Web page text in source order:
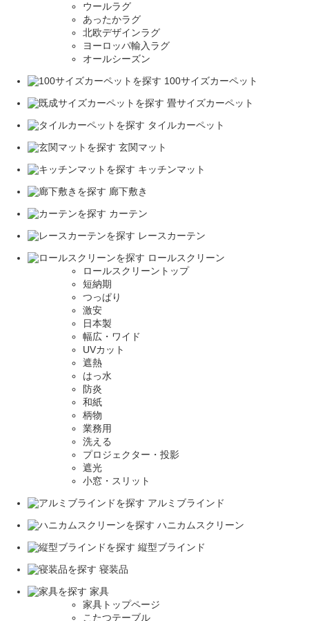
ウールラグ
あったかラグ
北欧デザインラグ
ヨーロッパ輸入ラグ
オールシーズン
100サイズカーペット
畳サイズカーペット
タイルカーペット
玄関マット
キッチンマット
廊下敷き
カーテン
レースカーテン
ロールスクリーン
ロールスクリーントップ
短納期
つっぱり
激安
日本製
幅広・ワイド
UVカット
遮熱
はっ水
防炎
和紙
柄物
業務用
洗える
プロジェクター・投影
遮光
小窓・スリット
アルミブラインド
ハニカムスクリーン
縦型ブラインド
寝装品
家具
家具トップページ
こたつテーブル